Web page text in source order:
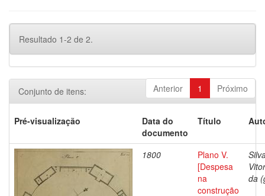
Resultado 1-2 de 2.
Anterior 1 Próximo
Conjunto de itens:
Pré-visualização
Data do
documento
Título
1800
Plano V.
[Despesa
na
construção
da